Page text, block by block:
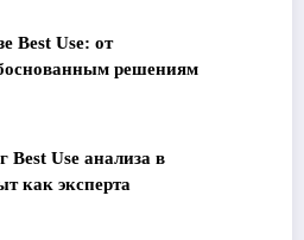
Best Use: от
решениям
Best Use анализа в
как эксперта